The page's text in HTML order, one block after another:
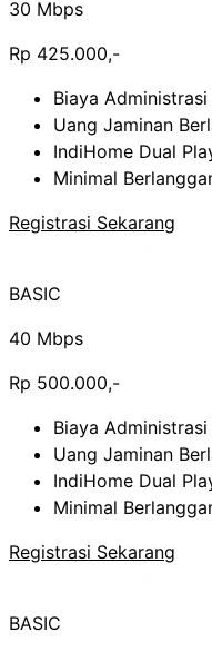
30 Mbps
Rp 425.000,-
Biaya
Uang Jaminan
IndiHome Dual
Minimal
Registrasi Sekarang
BASIC
40 Mbps
Rp 500.000,-
Biaya
Uang Jaminan
IndiHome Dual
Minimal
Registrasi Sekarang
BASIC